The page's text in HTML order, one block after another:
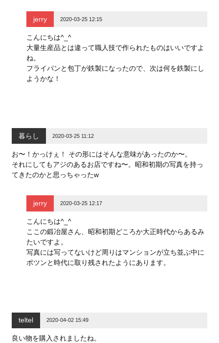
jerry 2020-03-25 12:15
こんにちは^_^
大量生産品とは違って職人技で作られたものはいいですよ
ね。
フライパンと包丁が鉄製になったので、次は何を鉄製にし
ようかな！
暮らし 2020-03-25 11:12
お〜！かっけぇ！ その形にはそんな意味があったのか〜。
それにしてもアジのあるお店ですね〜。昭和初期の写真を持っ
てきたのかと思っちゃったw
jerry 2020-03-25 12:17
こんにちは^_^
ここの鍛冶屋さん、昭和初期どころか大正時代からあるみ
たいですよ。
写真には写ってないけど周りはマンションが立ち並ぶ中に
ポツンと時代に取り残されたようにあります。
teltel 2020-04-02 15:49
良い物を購入されましたね。